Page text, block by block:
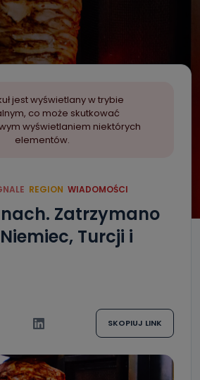
jest wyświetlany w trybie
co może skutkować
wyświetlaniem niektórych
elementów.
REGION WIADOMOŚCI
Zatrzymano
Turcji i
SKOPIUJ LINK